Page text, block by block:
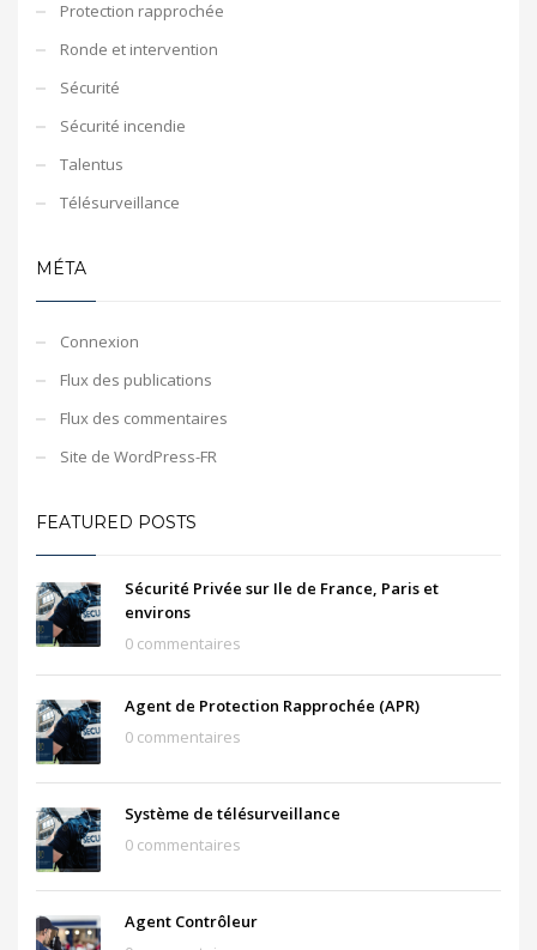
Protection rapprochée
Ronde et intervention
Sécurité
Sécurité incendie
Talentus
Télésurveillance
MÉTA
Connexion
Flux des publications
Flux des commentaires
Site de WordPress-FR
FEATURED POSTS
Sécurité Privée sur Ile de France, Paris et
environs
0 commentaires
Agent de Protection Rapprochée (APR)
0 commentaires
Système de télésurveillance
0 commentaires
Agent Contrôleur